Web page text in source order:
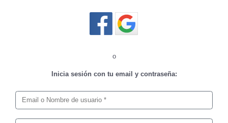
Cerrar sesión
o
Inicia sesión con tu email y contraseña: